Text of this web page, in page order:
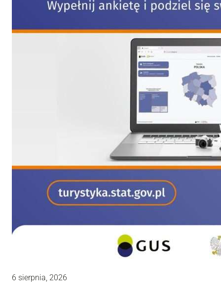
6 sierpnia, 2026